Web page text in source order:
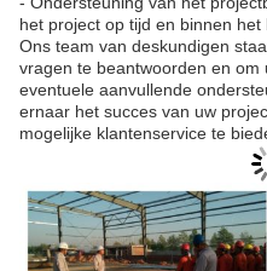
het project op tijd en binnen
Ons team van deskundigen
vragen te beantwoorden en om
eventuele aanvullende
ernaar het succes van uw
mogelijke klantenservice te